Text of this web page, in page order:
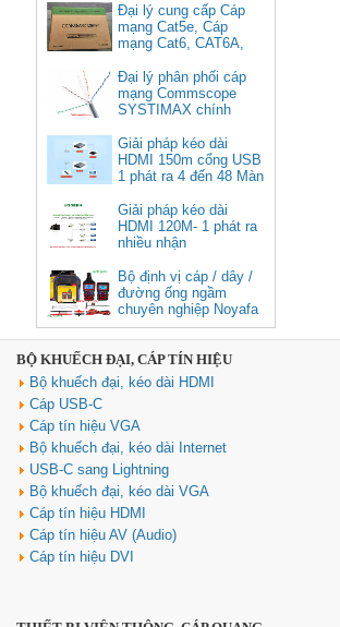
Cáp chuyển USB Type-C sang
Displayport 1.4 độ phân giải
cao cấp
Giá: 350,000 VNĐ
Cáp âm thanh 2x1.5 chống
nhiễu chống cháy ALANTEK
301-FRS015-E01P-3SG5 cao cấp
Giá: Liên hệ
Đại lý cung cấp Cáp
mạng Cat5e, Cáp
mạng Cat6, CAT6A,
Commscope
Đại lý phân phối cáp
mạng Commscope
SYSTIMAX chính
Giải pháp kéo dài
HDMI 150m cổng USB
1 phát ra 4 đến 48 Màn
Giải pháp kéo dài
HDMI 120M- 1 phát ra
nhiều nhận
Bộ định vị cáp / dây /
đường ống ngầm
chuyên nghiệp Noyafa
NF-826
BỘ KHUẾCH ĐẠI, CÁP TÍN HIỆU
Bộ khuếch đại, kéo dài HDMI
Cáp USB-C
Cáp tín hiệu VGA
Bộ khuếch đại, kéo dài Internet
USB-C sang Lightning
Bộ khuếch đại, kéo dài VGA
Cáp tín hiệu HDMI
Cáp tín hiệu AV (Audio)
Cáp tín hiệu DVI